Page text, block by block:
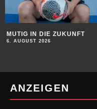
MUTIG IN DIE ZUKUNFT
6. AUGUST 2026
ANZEIGEN